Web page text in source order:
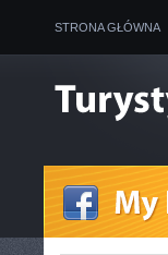
STRONA GŁÓWNA